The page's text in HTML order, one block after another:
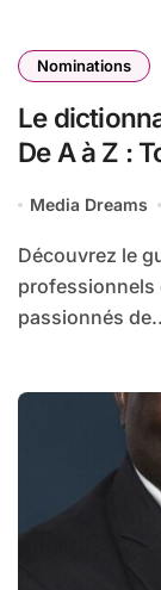
Nominations
Le
De A à Z :
numériques
Media Dreams
Découvrez le guide indispensable pour tous les
professionnels
passionnés